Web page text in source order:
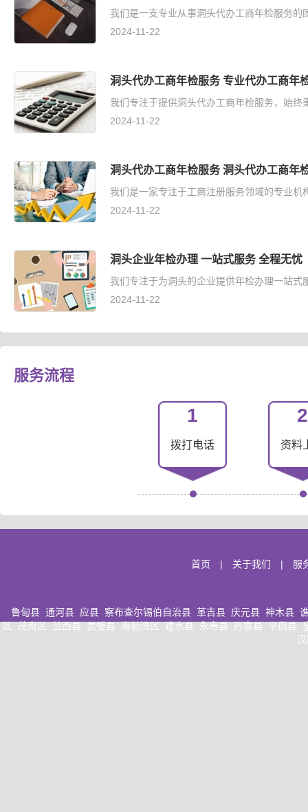
我们是一支专业从事洞头代办工商年检服务
2024-11-22
洞头代办工商年检服务 专业代办工商年
我们专注于提供洞头代办工商年检服务，始终
2024-11-22
洞头代办工商年检服务 洞头代办工商年
我们是一家专注于工商注册服务领域的专业
2024-11-22
洞头企业年检办理 一站式服务 全程无忧
我们专注于为洞头的企业提供年检办理一站
2024-11-22
服务流程
1
拨打电话
2
资料
首页 | 关于我们 | 服
鲁甸县 通河县 应县 察布查尔锡伯自治县 革吉县 庆元县 神木县
区
茂南区 兰西县 灵璧县 海勃湾区 建水县 永寿县 丹寨县 平舆县